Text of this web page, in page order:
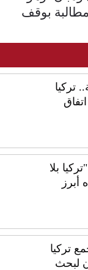
مطالبة بوقف
تركيا
بلا
أبرز
تركيا
لبحث